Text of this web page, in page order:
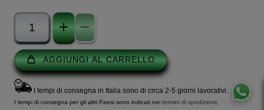
AGGIUNGI AL CARRELLO
I tempi di consegna in Italia sono di circa 2-5 giorni lavorativi.
I tempi di consegna per gli altri Paesi sono indicati nei termini di spedizione